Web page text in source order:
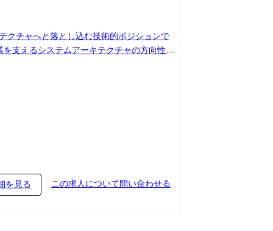
クチャへと落とし込む技術的ポジションで
/ IaC (Terraform 等) ●その他: Docker /
、ワークフロー、監視、セキュリティ等の各
を見る この求人について問い合わせる